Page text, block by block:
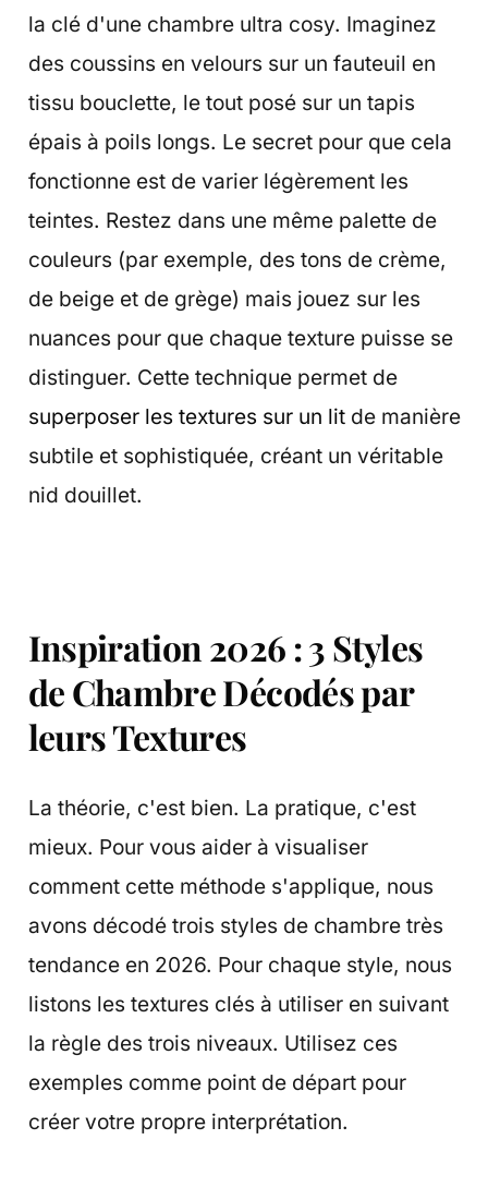
la clé d'une chambre ultra cosy. Imaginez
des coussins en velours sur un fauteuil en
tissu bouclette, le tout posé sur un tapis
épais à poils longs. Le secret pour que cela
fonctionne est de varier légèrement les
teintes. Restez dans une même palette de
couleurs (par exemple, des tons de crème,
de beige et de grège) mais jouez sur les
nuances pour que chaque texture puisse se
distinguer. Cette technique permet de
superposer les textures sur un litde manière
subtile et sophistiquée, créant un véritable
nid douillet.
Inspiration 2026 : 3 Styles
de Chambre Décodés par
leurs Textures
La théorie, c'est bien. La pratique, c'est
mieux. Pour vous aider à visualiser
comment cette méthode s'applique, nous
avons décodé trois styles de chambre très
tendance en 2026. Pour chaque style, nous
listons les textures clés à utiliser en suivant
la règle des trois niveaux. Utilisez ces
exemples comme point de départ pour
créer votre propre interprétation.